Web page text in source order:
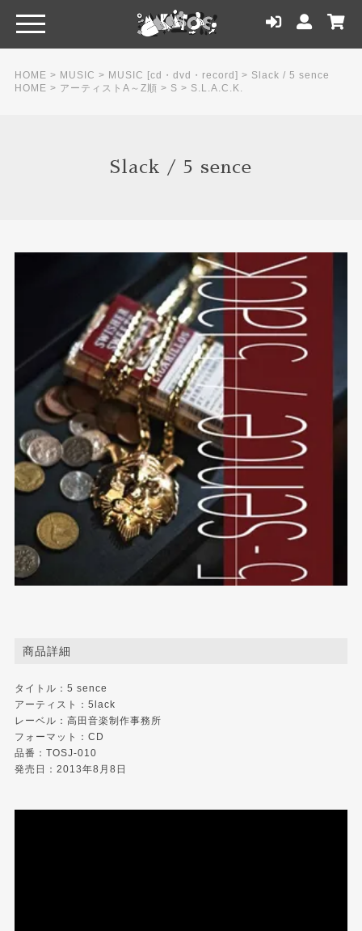
HOME > MUSIC > MUSIC [cd・dvd・record] > Slack / 5 sence
HOME > アーティストA～Z順 > S > S.L.A.C.K.
Slack / 5 sence
商品詳細
タイトル：5 sence
アーティスト：5lack
レーベル： 高田音楽制作事務所
フォーマット：CD
品番：TOSJ-010
発売日：2013年8月8日